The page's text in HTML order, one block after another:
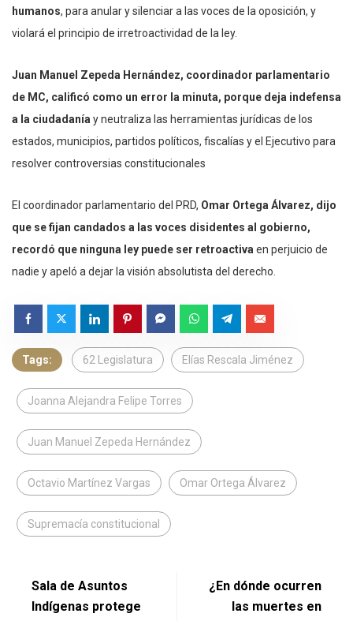
humanos, para anular y silenciar a las voces de la oposición, y
violará el principio de irretroactividad de la ley.
Juan Manuel Zepeda Hernández, coordinador parlamentario
de MC, calificó como un error la minuta, porque deja indefensa
a la ciudadaníay neutraliza las herramientas jurídicas de los
estados, municipios, partidos políticos, fiscalías y el Ejecutivo para
resolver controversias constitucionales
El coordinador parlamentario del PRD, Omar Ortega Álvarez, dijo
que se fijan candados a las voces disidentes al gobierno,
recordó que ninguna ley puede ser retroactivaen perjuicio de
nadie y apeló a dejar la visión absolutista del derecho.
Tags: 62 Legislatura Elías Rescala Jiménez
Joanna Alejandra Felipe Torres
Juan Manuel Zepeda Hernández
Octavio Martínez Vargas Omar Ortega Álvarez
Supremacía constitucional
Sala de Asuntos
Indígenas protege
¿En dónde ocurren
las muertes en